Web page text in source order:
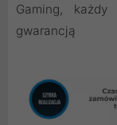
Gaming,
gwarancją